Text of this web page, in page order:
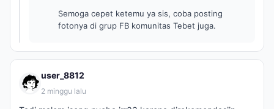
Semoga cepet ketemu ya sis, coba posting
fotonya di grup FB komunitas Tebet juga.
user_8812
2 minggu lalu